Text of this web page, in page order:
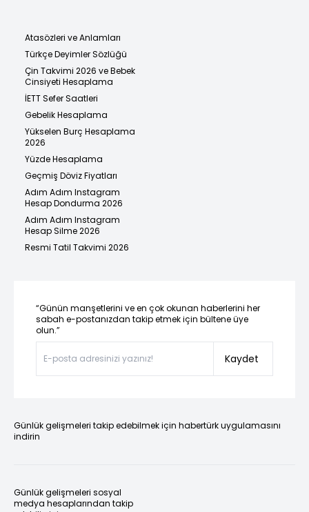
Atasözleri ve Anlamları
Türkçe Deyimler Sözlüğü
Çin Takvimi 2026 ve Bebek
Cinsiyeti Hesaplama
İETT Sefer Saatleri
Gebelik Hesaplama
Yükselen Burç Hesaplama
2026
Yüzde Hesaplama
Geçmiş Döviz Fiyatları
Adım Adım Instagram
Hesap Dondurma 2026
Adım Adım Instagram
Hesap Silme 2026
Resmi Tatil Takvimi 2026
“Günün manşetlerini ve en çok okunan haberlerini her
sabah e-postanızdan takip etmek için bültene üye
olun.”
Kaydet
Günlük gelişmeleri takip edebilmek için habertürk uygulamasını
indirin
Günlük gelişmeleri sosyal
medya hesaplarından takip